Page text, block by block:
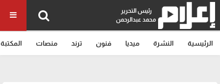
رئيس التحرير
محمد عبدالرحمن
الرئيسية النشرة ميديا فنون ترند منصات المكتبة